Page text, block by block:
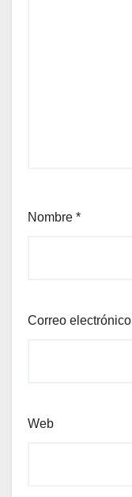
Nombre *
Correo electrónico
Web